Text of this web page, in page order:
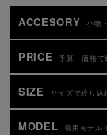
ACCESORY 小物
PRICE 予算・価格で
SIZE サイズで絞り込
MODEL 着用モデル